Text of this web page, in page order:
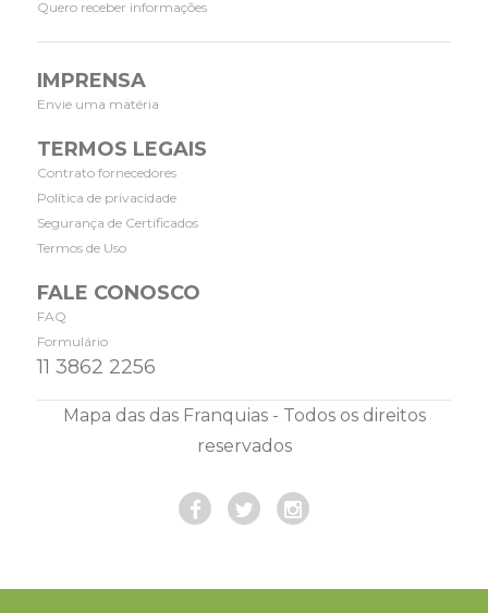
Quero receber informações
IMPRENSA
Envie uma matéria
TERMOS LEGAIS
Contrato fornecedores
Política de privacidade
Segurança de Certificados
Termos de Uso
FALE CONOSCO
FAQ
Formulário
11 3862 2256
Mapa das das Franquias - Todos os direitos
reservados